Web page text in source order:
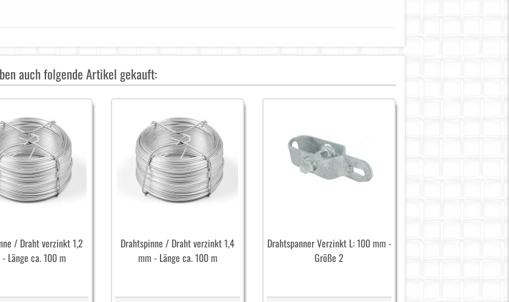
auch folgende Artikel gekauft:
/ Draht verzinkt 1,2
Länge ca. 100 m
Drahtspinne / Draht verzinkt 1,4
mm - Länge ca. 100 m
Drahtspanner Verzinkt L: 100 mm -
Größe 2